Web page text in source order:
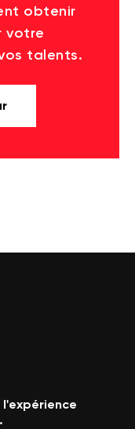
obtenir
votre
talents.